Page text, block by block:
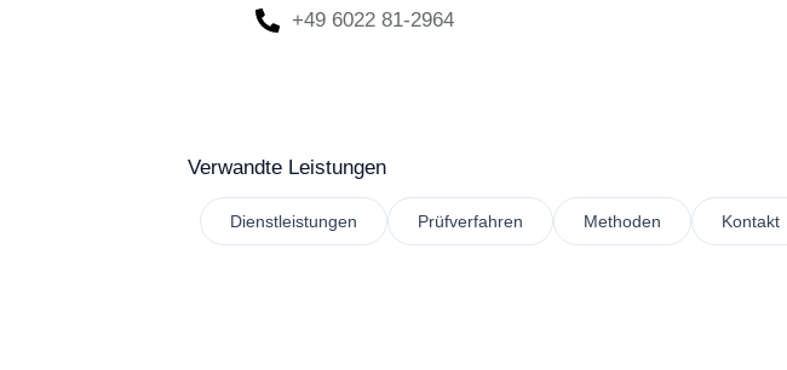
+49 6022 81-2964
Verwandte Leistungen
Dienstleistungen Prüfverfahren Methoden Kontakt